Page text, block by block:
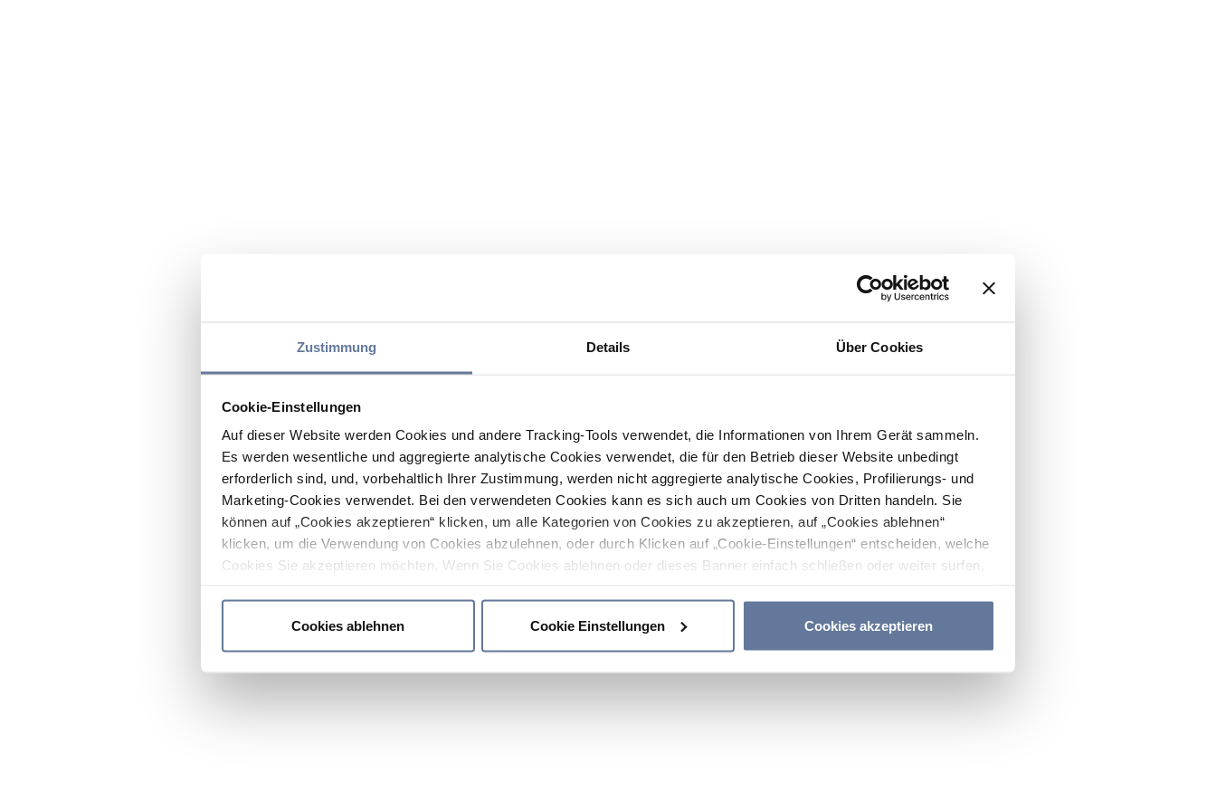
Zustimmung Details Über Cookies
Cookie-Einstellungen
Auf dieser Website werden Cookies und andere Tracking-Tools verwendet, die Informationen von Ihrem Gerät sammeln.
Es werden wesentliche und aggregierte analytische Cookies verwendet, die für den Betrieb dieser Website unbedingt
erforderlich sind, und, vorbehaltlich Ihrer Zustimmung, werden nicht aggregierte analytische Cookies, Profilierungs- und
Marketing-Cookies verwendet. Bei den verwendeten Cookies kann es sich auch um Cookies von Dritten handeln. Sie
können auf „Cookies akzeptieren“ klicken, um alle Kategorien von Cookies zu akzeptieren, auf „Cookies ablehnen“
klicken, um die Verwendung von Cookies abzulehnen, oder durch Klicken auf „Cookie-Einstellungen“ entscheiden, welche
Cookies Sie akzeptieren möchten. Wenn Sie Cookies ablehnen oder dieses Banner einfach schließen oder weiter surfen,
Cookies ablehnen
Cookie Einstellungen Cookies akzeptieren